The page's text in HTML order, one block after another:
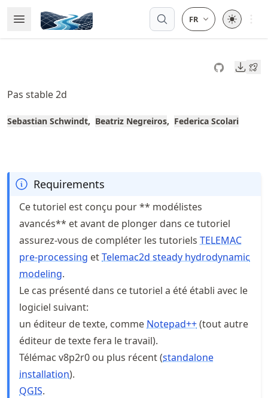
to
article
to
content
Open Menu
Made with MyST
Open
Pas stable 2d
Sebastian Schwindt Beatriz Negreiros Federica Scolari
Requirements
Ce tutoriel est conçu pour ** modélistes
avancés** et avant de plonger dans ce tutoriel
assurez-vous de compléter les tutoriels TELEMAC
pre-processing etTelemac2d steady hydrodynamic
modeling.
Le cas présenté dans ce tutoriel a été établi avec le
logiciel suivant:
un éditeur de texte, comme Notepad++(tout autre
éditeur de texte fera le travail).
Télémac v8p2r0 ou plus récent (standalone
installation).
QGIS.